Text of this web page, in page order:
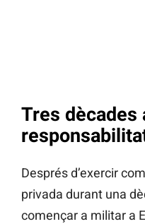
Tres
Després d’exercir
privada durant una
començar a militar a